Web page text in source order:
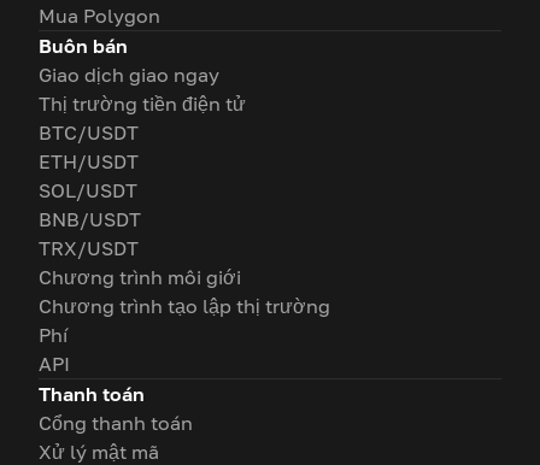
Mua Polygon
Buôn bán
Giao dịch giao ngay
Thị trường tiền điện tử
BTC/USDT
ETH/USDT
SOL/USDT
BNB/USDT
TRX/USDT
Chương trình môi giới
Chương trình tạo lập thị trường
Phí
API
Thanh toán
Cổng thanh toán
Xử lý mật mã